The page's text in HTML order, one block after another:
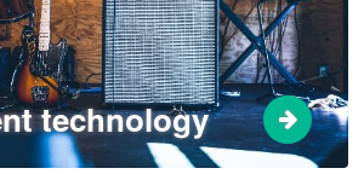
technology